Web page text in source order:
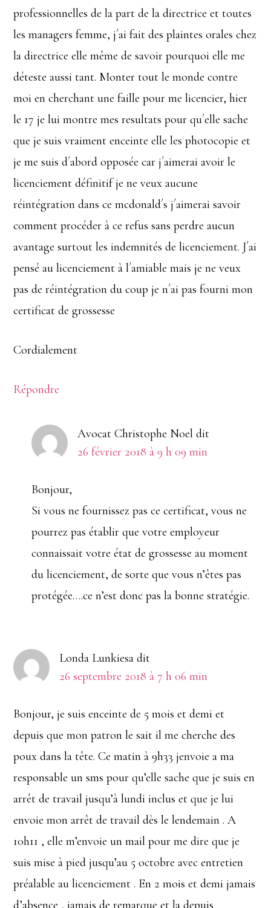
professionnelles de la part de la directrice et toutes
les managers femme, j´ai fait des plaintes orales chez
la directrice elle même de savoir pourquoi elle me
déteste aussi tant. Monter tout le monde contre
moi en cherchant une faille pour me licencier, hier
le 17 je lui montre mes resultats pour qu´elle sache
que je suis vraiment enceinte elle les photocopie et
je me suis d´abord opposée car j´aimerai avoir le
licenciement définitif je ne veux aucune
réintégration dans ce mcdonald´s j´aimerai savoir
comment procéder à ce refus sans perdre aucun
avantage surtout les indemnités de licenciement. J´ai
pensé au licenciement à l´amiable mais je ne veux
pas de réintégration du coup je n´ai pas fourni mon
certificat de grossesse
Cordialement
Répondre
Avocat Christophe Noel dit
26 février 2018 à 9 h 09 min
Bonjour,
Si vous ne fournissez pas ce certificat, vous ne
pourrez pas établir que votre employeur
connaissait votre état de grossesse au moment
du licenciement, de sorte que vous n’êtes pas
protégée….ce n’est donc pas la bonne stratégie.
Londa Lunkiesa dit
26 septembre 2018 à 7 h 06 min
Bonjour, je suis enceinte de 5 mois et demi et
depuis que mon patron le sait il me cherche des
poux dans la tête. Ce matin à 9h33 jenvoie a ma
responsable un sms pour qu’elle sache que je suis en
arrêt de travail jusqu’à lundi inclus et que je lui
envoie mon arrêt de travail dès le lendemain . A
10h11 , elle m’envoie un mail pour me dire que je
suis mise à pied jusqu’au 5 octobre avec entretien
préalable au licenciement . En 2 mois et demi jamais
d’absence , jamais de remarque et la depuis